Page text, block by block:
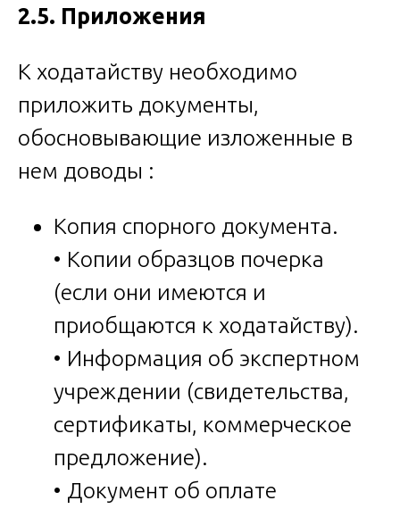
2.5. Приложения
К ходатайству необходимо
приложить документы,
обосновывающие изложенные в
нем доводы :
Копия спорного документа.
• Копии образцов почерка
(если они имеются и
приобщаются к ходатайству).
• Информация об экспертном
учреждении (свидетельства,
сертификаты, коммерческое
предложение).
• Документ об оплате